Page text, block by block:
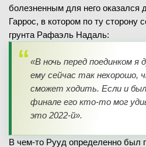
болезненным для него
Гаррос, в котором по ту сторону
грунта Рафаэль Надаль:
«В ночь перед поединком я
ему сейчас так нехорошо,
сможет ходить. Если и
финале его кто-то мог
это 2022-й».
В чем-то Рууд определенно был